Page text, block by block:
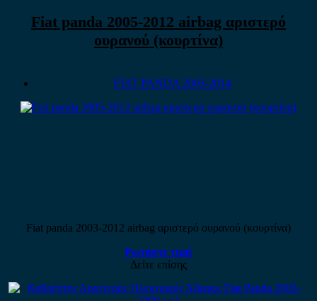
Fiat panda 2005-2012 airbag αριστερό
ουρανού (κουρτίνα)
FIAT PANDA 2003-2014
Fiat panda 2003-2012 airbag αριστερό ουρανού (κουρτίνα)
Ρωτήστε τιμή
Δείτε επίσης